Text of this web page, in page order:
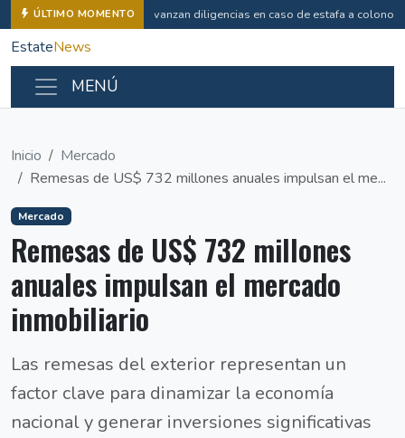
ÚLTIMO MOMENTO Avanzan diligencias en caso de estafa a
EstateNews
MENÚ
Inicio
Mercado
Remesas de US$ 732 millones anuales impulsan el me...
Mercado
Remesas de US$ 732 millones
anuales impulsan el mercado
inmobiliario
Las remesas del exterior representan un
factor clave para dinamizar la economía
nacional y generar inversiones significativas